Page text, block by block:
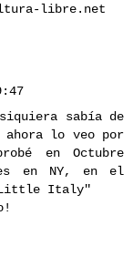
libre.net
sabía de
lo veo por
en Octubre
en NY, en el
Italy"